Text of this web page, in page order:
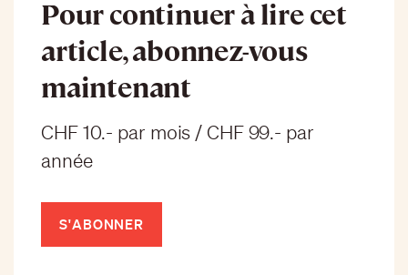
Pour continuer à lire cet
article, abonnez-vous
maintenant
CHF 10.- par mois / CHF 99.- par
année
S'ABONNER